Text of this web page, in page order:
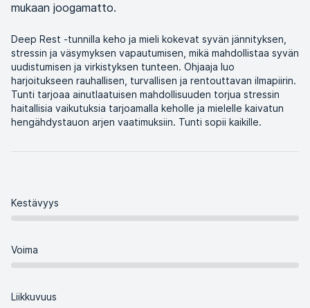
mukaan joogamatto.
Deep Rest -tunnilla keho ja mieli kokevat syvän jännityksen,
stressin ja väsymyksen vapautumisen, mikä mahdollistaa syvän
uudistumisen ja virkistyksen tunteen. Ohjaaja luo
harjoitukseen rauhallisen, turvallisen ja rentouttavan ilmapiirin.
Tunti tarjoaa ainutlaatuisen mahdollisuuden torjua stressin
haitallisia vaikutuksia tarjoamalla keholle ja mielelle kaivatun
hengähdystauon arjen vaatimuksiin. Tunti sopii kaikille.
Kestävyys
Voima
Liikkuvuus